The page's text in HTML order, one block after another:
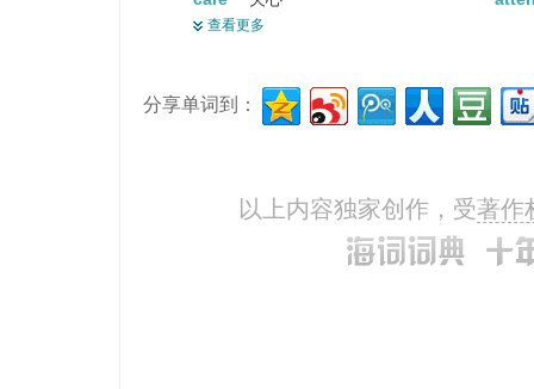
support
fealty
效忠
purity
纯净
查看更多
分享单词到：
以上内容独家创作，受著作